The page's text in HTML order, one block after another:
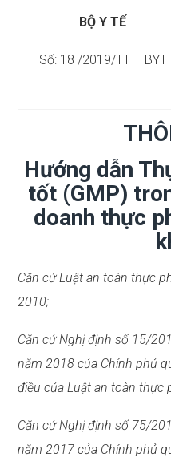
BỘ Y TẾ
Số: 18 /2019/TT – BYT
Hướng dẫn
tốt (GMP)
doanh thực
Căn cứ Luật an toàn thực
2010;
Căn cứ Nghị định số 15/
năm 2018 của Chính phủ
điều của Luật an toàn thực
Căn cứ Nghị định số 75/
năm 2017 của Chính phủ